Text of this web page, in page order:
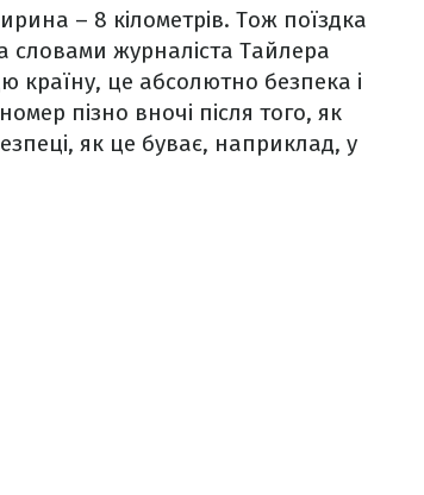
– 8 кілометрів. Тож поїздка
словами журналіста Тайлера
країну, це абсолютно безпека і
пізно вночі після того, як
як це буває, наприклад, у